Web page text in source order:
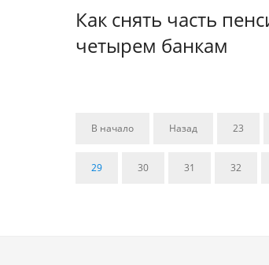
Как снять часть
четырем банкам
В начало Назад 23
29 30 31 32